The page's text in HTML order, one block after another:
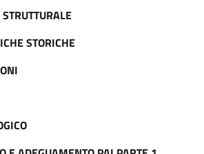
STORICHE